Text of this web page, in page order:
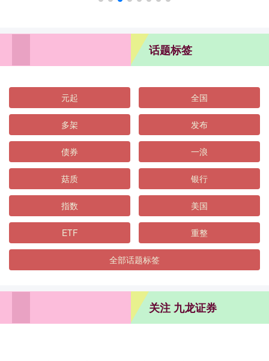
话题标签
元起 全国
多架 发布
债券 一浪
菇质 银行
指数 美国
ETF 重整
全部话题标签
关注 九龙证券